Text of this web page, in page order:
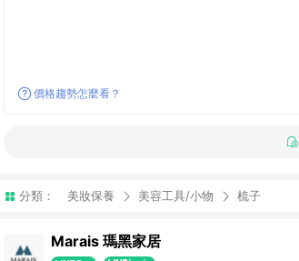
價格趨勢怎麼看？
分類： 美妝保養 美容工具/小物 梳子
Marais 瑪黑家居